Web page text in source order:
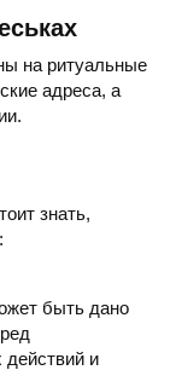
на ритуальные
адреса, а
знать,
быть дано
действий и